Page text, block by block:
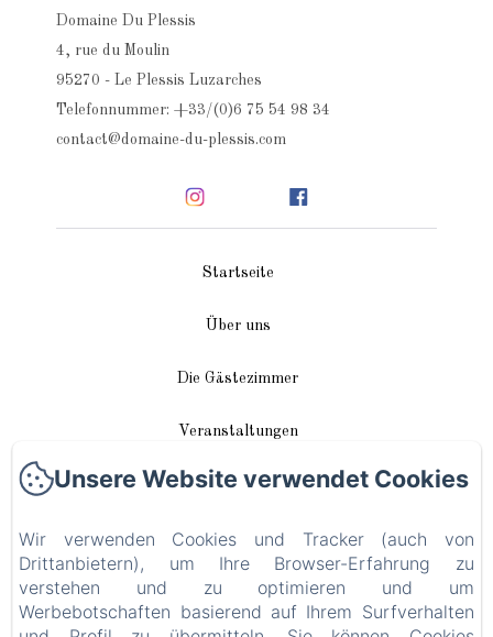
Domaine Du Plessis
4, rue du Moulin
95270 - Le Plessis Luzarches
Telefonnummer: +33/(0)6 75 54 98 34
contact@domaine-du-plessis.com
Startseite
Über uns
Die Gästezimmer
Veranstaltungen
In unserer Nähe
Anreise / Kontakt
Plan du site
Unsere Website verwendet Cookies
Wir verwenden Cookies und Tracker (auch von
Drittanbietern), um Ihre Browser-Erfahrung zu
verstehen und zu optimieren und um
Werbebotschaften basierend auf Ihrem Surfverhalten